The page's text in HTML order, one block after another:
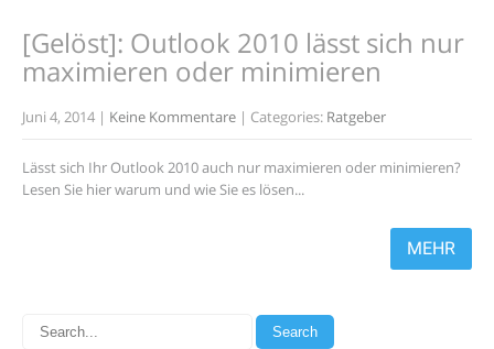
[Gelöst]: Outlook 2010 lässt sich nur
maximieren oder minimieren
Juni 4, 2014 | Keine Kommentare | Categories: Ratgeber
Lässt sich Ihr Outlook 2010 auch nur maximieren oder minimieren?
Lesen Sie hier warum und wie Sie es lösen...
MEHR